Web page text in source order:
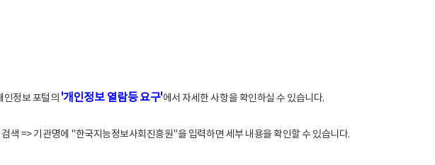
인정보 포털의 '개인정보 열람등 요구'에서 자세한 사항을 확인하실 수 있습니다.
=> 기관명에 "한국지능정보사회진흥원"을 입력하면 세부 내용을 확인할 수 있습니다.